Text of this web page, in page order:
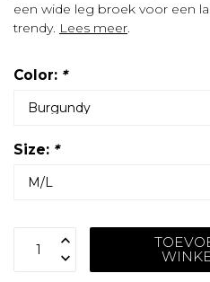
een wide leg broek voor een
trendy. Lees meer.
Color: *
Size: *